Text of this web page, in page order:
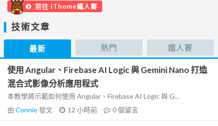
前往 iThome鐵人賽
技術文章
最新 熱門 鐵人賽
使用 Angular、Firebase AI Logic 與 Gemini Nano 打造
混合式影像分析應用程式
本教學將示範如何使用 Angular、Firebase AI Logic 與 G...
由 Connie發文 12 小時前 0個留言